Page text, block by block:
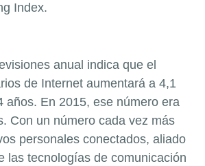
Index.
anual indica que el
de Internet aumentará a 4,1
años. En 2015, ese número era
Con un número cada vez más
personales conectados, aliado
las tecnologías de comunicación